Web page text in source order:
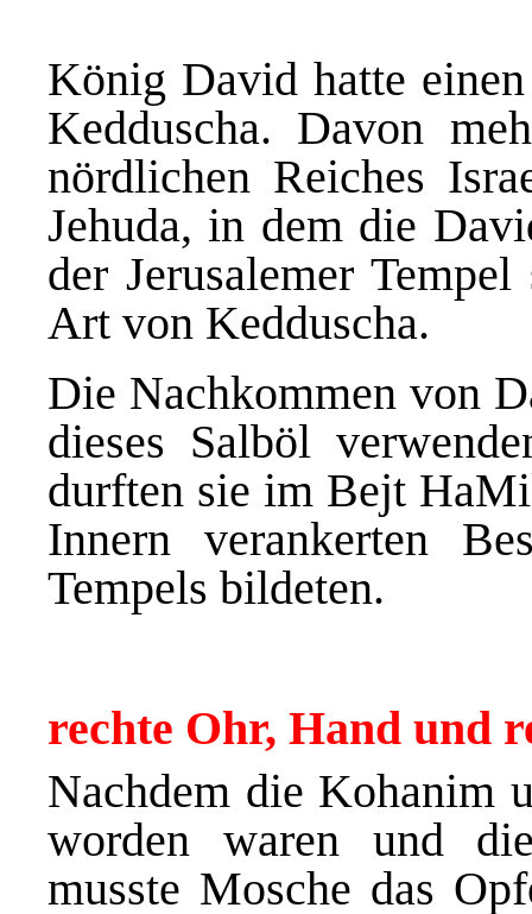
König David hatte
Kedduscha. Davon
nördlichen Reiches
Jehuda, in dem die
der Jerusalemer
Art von Kedduscha.
Die Nachkommen von
dieses Salböl
durften sie im Bejt
Innern verankerten
Tempels bildeten.
rechte Ohr, Hand und
Nachdem die Kohanim
worden waren und
musste Mosche das